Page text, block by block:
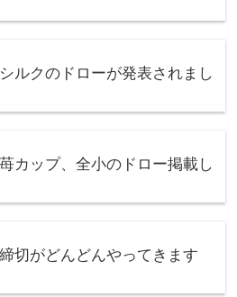
シルクのドローが発表されまし
苺カップ、全小のドロー掲載し
締切がどんどんやってきます